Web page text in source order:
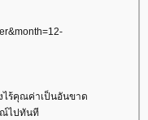
ไร้คุณค่าเป็นอันขาด
ณ์ไปทันที